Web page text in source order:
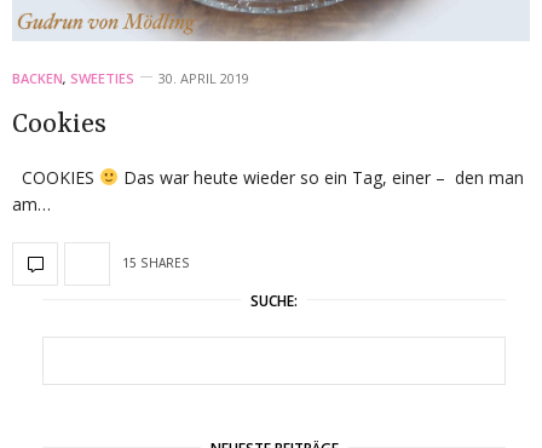
BACKEN, SWEETIES 30. APRIL 2019
Cookies
COOKIES
Das war heute wieder so ein Tag, einer – den man
am…
15 SHARES
SUCHE: